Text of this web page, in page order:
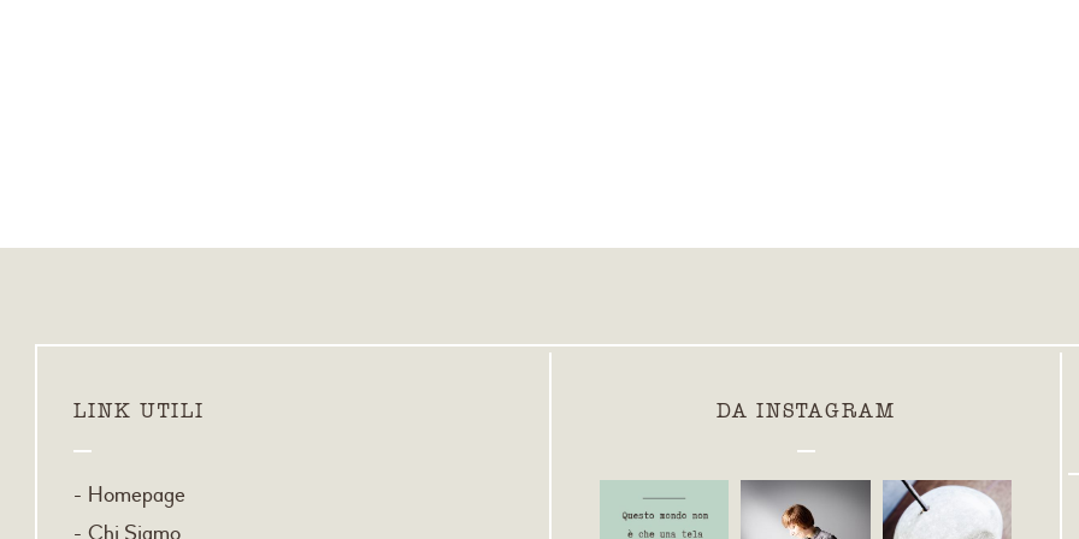
LINK UTILI
Homepage
DA INSTAGRAM